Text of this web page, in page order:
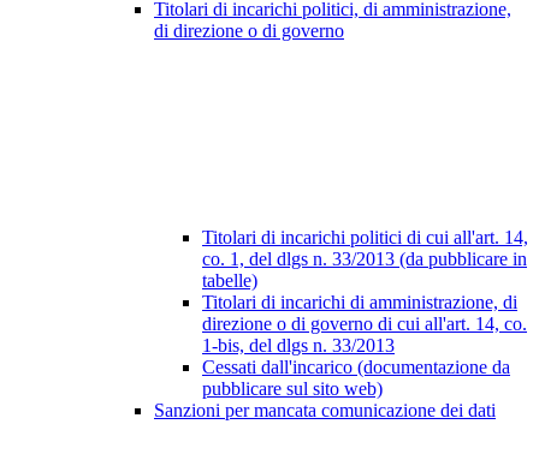
Titolari di incarichi politici, di amministrazione,
di direzione o di governo
Titolari di incarichi politici di cui all'art. 14,
co. 1, del dlgs n. 33/2013 (da pubblicare in
tabelle)
Titolari di incarichi di amministrazione, di
direzione o di governo di cui all'art. 14, co.
1-bis, del dlgs n. 33/2013
Cessati dall'incarico (documentazione da
pubblicare sul sito web)
Sanzioni per mancata comunicazione dei dati